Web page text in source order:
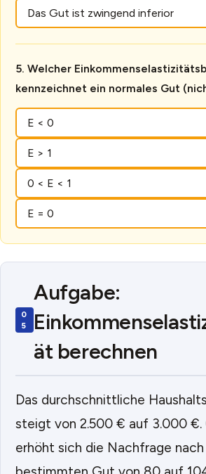
Das Gut ist zwingend inferior
Welcher
kennzeichnet ein normales Gut
E < 0
E > 1
0 < E < 1
E = 0
Aufgabe:
ät berechnen
Das durchschnittliche
steigt von 2.500 € auf 3.000 €.
erhöht sich die Nachfrage